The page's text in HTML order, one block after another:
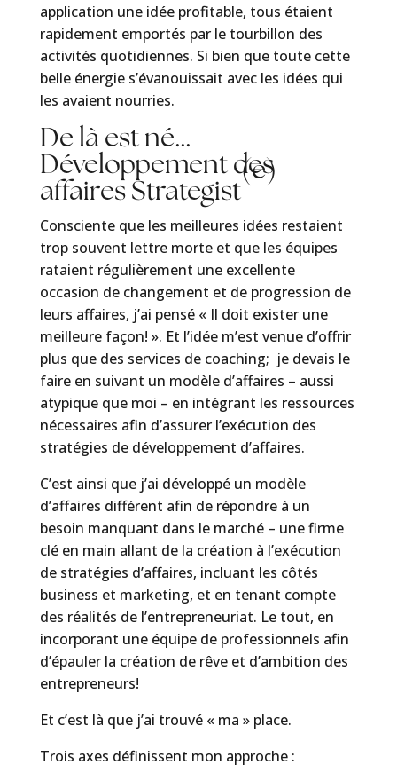
application une idée profitable, tous étaient
rapidement emportés par le tourbillon des
activités quotidiennes. Si bien que toute cette
belle énergie s’évanouissait avec les idées qui
les avaient nourries.
De là est né…
Développement des
affaires Strategist
(e)
Consciente que les meilleures idées restaient
trop souvent lettre morte et que les équipes
rataient régulièrement une excellente
occasion de changement et de progression de
leurs affaires, j’ai pensé « Il doit exister une
meilleure façon! ». Et l’idée m’est venue d’offrir
plus que des services de coaching; je devais le
faire en suivant un modèle d’affaires – aussi
atypique que moi – en intégrant les ressources
nécessaires afin d’assurer l’exécution des
stratégies de développement d’affaires.
C’est ainsi que j’ai développé un modèle
d’affaires différent afin de répondre à un
besoin manquant dans le marché – une firme
clé en main allant de la création à l’exécution
de stratégies d’affaires, incluant les côtés
business et marketing, et en tenant compte
des réalités de l’entrepreneuriat. Le tout, en
incorporant une équipe de professionnels afin
d’épauler la création de rêve et d’ambition des
entrepreneurs!
Et c’est là que j’ai trouvé « ma » place.
Trois axes définissent mon approche :